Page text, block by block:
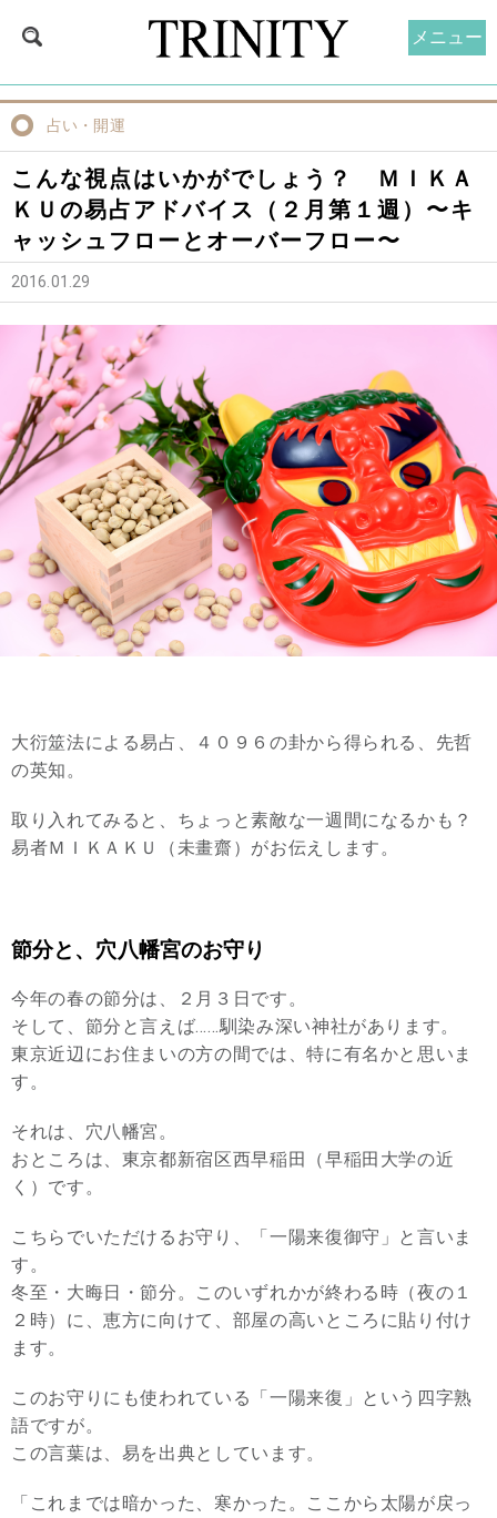
占い・開運
こんな視点はいかがでしょう？ ＭＩＫＡ
ＫＵの易占アドバイス（２月第１週）〜キ
ャッシュフローとオーバーフロー〜
2016.01.29
大衍筮法による易占、４０９６の卦から得られる、先哲
の英知。
取り入れてみると、ちょっと素敵な一週間になるかも？
易者ＭＩＫＡＫＵ（未畫齋）がお伝えします。
節分と、穴八幡宮のお守り
今年の春の節分は、２月３日です。
そして、節分と言えば……馴染み深い神社があります。
東京近辺にお住まいの方の間では、特に有名かと思いま
す。
それは、穴八幡宮。
おところは、東京都新宿区西早稲田（早稲田大学の近
く）です。
こちらでいただけるお守り、「一陽来復御守」と言いま
す。
冬至・大晦日・節分。このいずれかが終わる時（夜の１
２時）に、恵方に向けて、部屋の高いところに貼り付け
ます。
このお守りにも使われている「一陽来復」という四字熟
語ですが。
この言葉は、易を出典としています。
「これまでは暗かった、寒かった。ここから太陽が戻っ
メニュー